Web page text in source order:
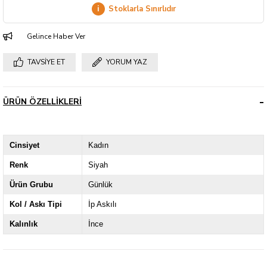
i Stoklarla Sınırlıdır
Gelince Haber Ver
TAVSIYE ET YORUM YAZ
ÜRÜN ÖZELLIKLERI
Cinsiyet Kadın
Renk Siyah
Ürün Grubu Günlük
Kol / Askı Tipi İp Askılı
Kalınlık İnce